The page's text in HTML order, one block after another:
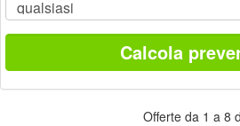
Calcola
Offerte da 1 a 8